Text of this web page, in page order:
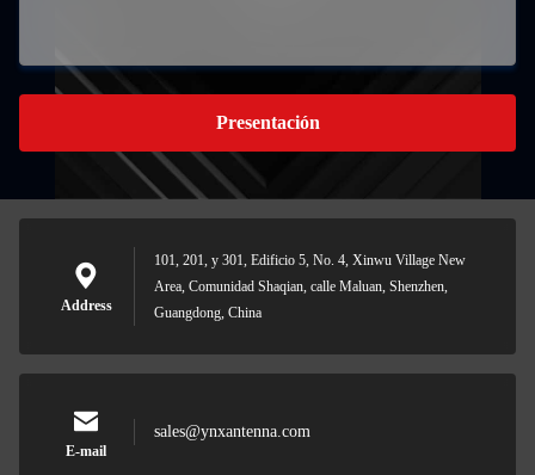
Presentación
Address
101, 201, y 301, Edificio 5, No. 4, Xinwu Village New
Area, Comunidad Shaqian, calle Maluan, Shenzhen,
Guangdong, China
E-mail
sales@ynxantenna.com